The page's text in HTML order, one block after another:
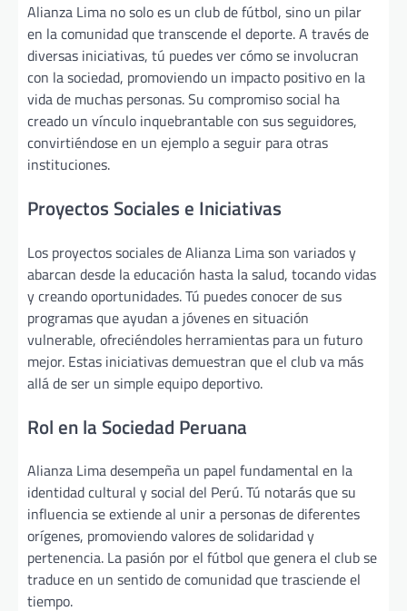
Alianza Lima no solo es un club de fútbol, sino un pilar
en la comunidad que transcende el deporte. A través de
diversas iniciativas, tú puedes ver cómo se involucran
con la sociedad, promoviendo un impacto positivo en la
vida de muchas personas. Su compromiso social ha
creado un vínculo inquebrantable con sus seguidores,
convirtiéndose en un ejemplo a seguir para otras
instituciones.
Proyectos Sociales e Iniciativas
Los proyectos sociales de Alianza Lima son variados y
abarcan desde la educación hasta la salud, tocando vidas
y creando oportunidades. Tú puedes conocer de sus
programas que ayudan a jóvenes en situación
vulnerable, ofreciéndoles herramientas para un futuro
mejor. Estas iniciativas demuestran que el club va más
allá de ser un simple equipo deportivo.
Rol en la Sociedad Peruana
Alianza Lima desempeña un papel fundamental en la
identidad cultural y social del Perú. Tú notarás que su
influencia se extiende al unir a personas de diferentes
orígenes, promoviendo valores de solidaridad y
pertenencia. La pasión por el fútbol que genera el club se
traduce en un sentido de comunidad que trasciende el
tiempo.